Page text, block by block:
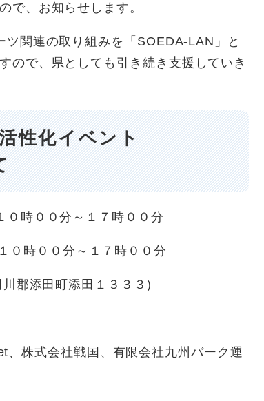
で、お知らせします。
関連の取り組みを「SOEDA-LAN」と
ので、県としても引き続き支援していき
性化イベント
時００分～１７時００分
分～１７時００分
郡添田町添田１３３３)
株式会社戦国、有限会社九州バーク運